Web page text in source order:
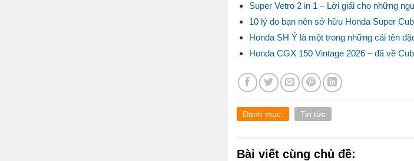
Super Vetro 2 in 1 – Lời giải cho những
10 lý do bạn nên sở hữu Honda Super
Honda SH Ý là một trong những cái tên
Honda CGX 150 Vintage 2026 – đã về
Danh mục: Tin tức
Bài viết cùng chủ đề: